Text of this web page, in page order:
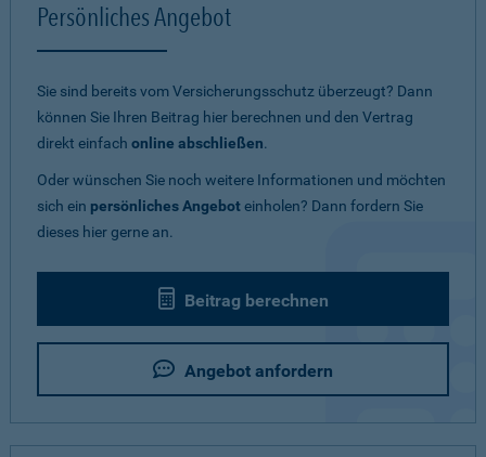
Persönliches Angebot
Sie sind bereits vom Versicherungsschutz überzeugt? Dann
können Sie Ihren Beitrag hier berechnen und den Vertrag
direkt einfach online abschließen.
Oder wünschen Sie noch weitere Informationen und möchten
sich ein persönliches Angeboteinholen? Dann fordern Sie
dieses hier gerne an.
Beitrag berechnen
Angebot anfordern